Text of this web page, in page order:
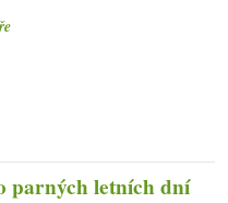
parných letních dní